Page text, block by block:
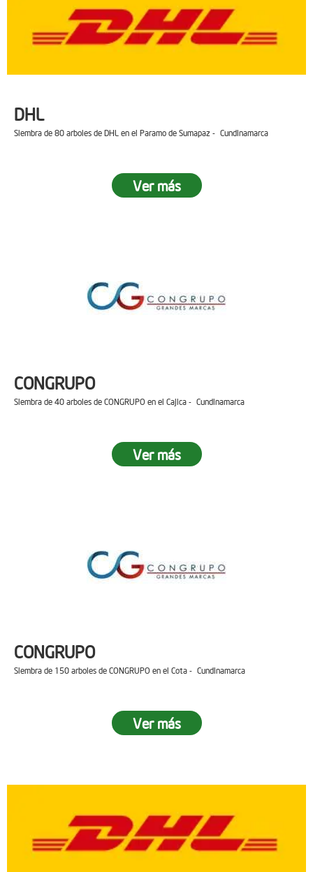
DHL
Siembra de 80 arboles de DHL en el Paramo de Sumapaz - Cundinamarca
Ver más
CONGRUPO
Siembra de 40 arboles de CONGRUPO en el Cajica - Cundinamarca
Ver más
CONGRUPO
Siembra de 150 arboles de CONGRUPO en el Cota - Cundinamarca
Ver más